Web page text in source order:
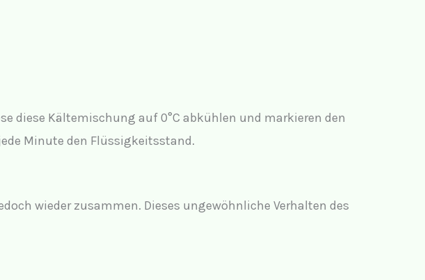
diese Kältemischung auf 0°C abkühlen und markieren den
Minute den Flüssigkeitsstand.
wieder zusammen. Dieses ungewöhnliche Verhalten des